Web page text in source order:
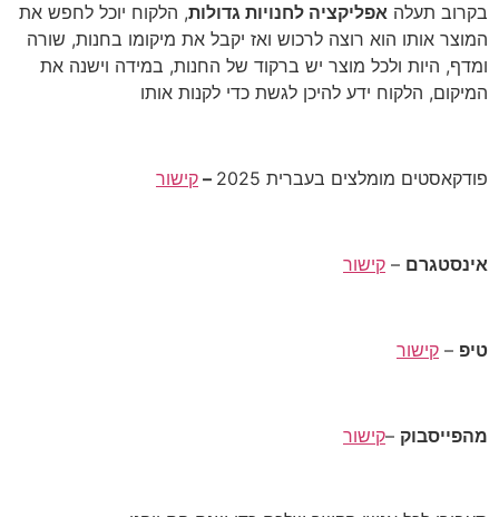
בקרוב תעלה אפליקציה לחנויות גדולות, הלקוח יוכל לחפש את
המוצר אותו הוא רוצה לרכוש ואז יקבל את מיקומו בחנות, שורה
ומדף, היות ולכל מוצר יש ברקוד של החנות, במידה וישנה את
המיקום, הלקוח ידע להיכן לגשת כדי לקנות אותו
פודקאסטים מומלצים בעברית 2025 – קישור
אינסטגרם – קישור
טיפ – קישור
מהפייסבוק –קישור